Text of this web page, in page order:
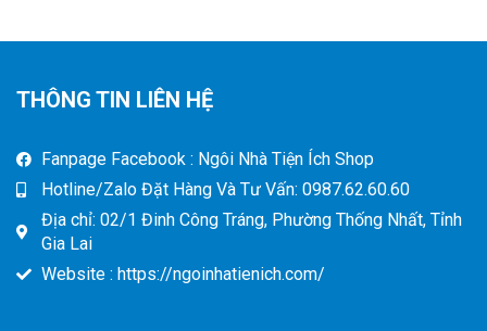
THÔNG TIN LIÊN HỆ
Fanpage Facebook : Ngôi Nhà Tiện Ích Shop
Hotline/Zalo Đặt Hàng Và Tư Vấn: 0987.62.60.60
Địa chỉ: 02/1 Đinh Công Tráng, Phường Thống Nhất, Tỉnh
Gia Lai
Website : https://ngoinhatienich.com/